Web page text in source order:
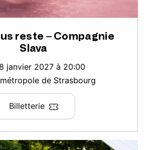
reste – Compagnie
Slava
janvier 2027 à 20:00
de Strasbourg
Billetterie